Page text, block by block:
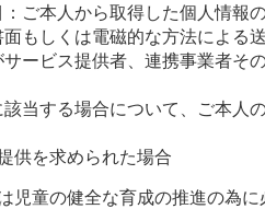
ご本人から取得した個人情報
もしくは電磁的な方法による
ービス提供者、連携事業者そ
当する場合について、ご本人
供を求められた場合
児童の健全な育成の推進の為